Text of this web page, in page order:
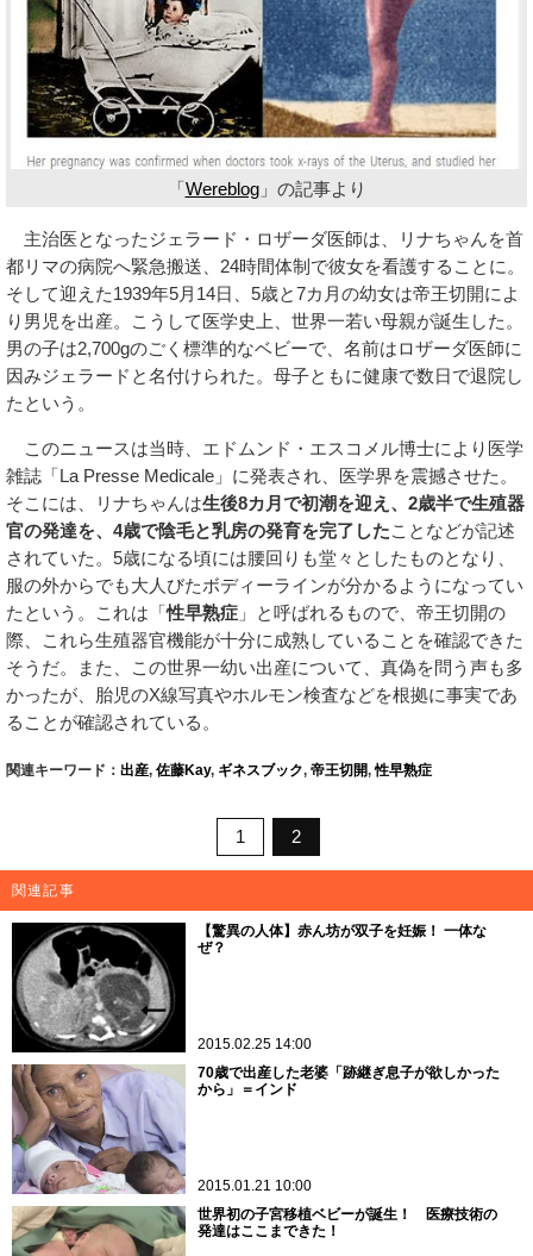
「Wereblog」の記事より
主治医となったジェラード・ロザーダ医師は、リナちゃんを首
都リマの病院へ緊急搬送、24時間体制で彼女を看護することに。
そして迎えた1939年5月14日、5歳と7カ月の幼女は帝王切開によ
り男児を出産。こうして医学史上、世界一若い母親が誕生した。
男の子は2,700gのごく標準的なベビーで、名前はロザーダ医師に
因みジェラードと名付けられた。母子ともに健康で数日で退院し
たという。
このニュースは当時、エドムンド・エスコメル博士により医学
雑誌「La Presse Medicale」に発表され、医学界を震撼させた。
そこには、リナちゃんは生後8カ月で初潮を迎え、2歳半で生殖器
官の発達を、4歳で陰毛と乳房の発育を完了したことなどが記述
されていた。5歳になる頃には腰回りも堂々としたものとなり、
服の外からでも大人びたボディーラインが分かるようになってい
たという。これは「性早熟症 」と呼ばれるもので、帝王切開の
際、これら生殖器官機能が十分に成熟していることを確認できた
そうだ。また、この世界一幼い出産について、真偽を問う声も多
かったが、胎児のX線写真やホルモン検査などを根拠に事実であ
ることが確認されている。
関連キーワード： 出産, 佐藤Kay, ギネスブック, 帝王切開,性早熟症
1 2
関連記事
【驚異の人体】赤ん坊が双子を妊娠！ 一体な
ぜ？
2015.02.25 14:00
70歳で出産した老婆「跡継ぎ息子が欲しかった
から」＝インド
2015.01.21 10:00
世界初の子宮移植ベビーが誕生！ 医療技術の
発達はここまできた！